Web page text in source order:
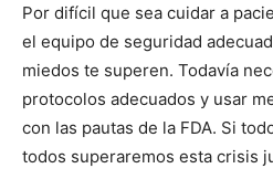
Por difícil que sea cuidar a
el equipo de seguridad
miedos te superen. Todavía
protocolos adecuados y usar
con las pautas de la FDA. Si
todos superaremos esta crisis